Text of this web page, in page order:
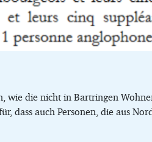
wie die nicht in Bartringen
dass auch Personen, die aus